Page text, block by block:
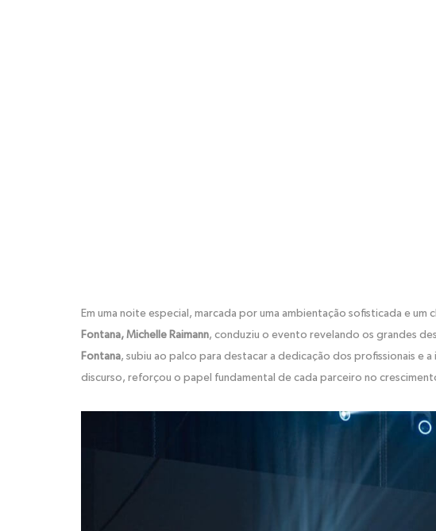
Em uma noite especial, marcada por uma ambientação sofisticada e um
Fontana, Michelle Raimann, conduziu o evento revelando os grandes
Fontana, subiu ao palco para destacar a dedicação dos profissionais e
discurso, reforçou o papel fundamental de cada parceiro no